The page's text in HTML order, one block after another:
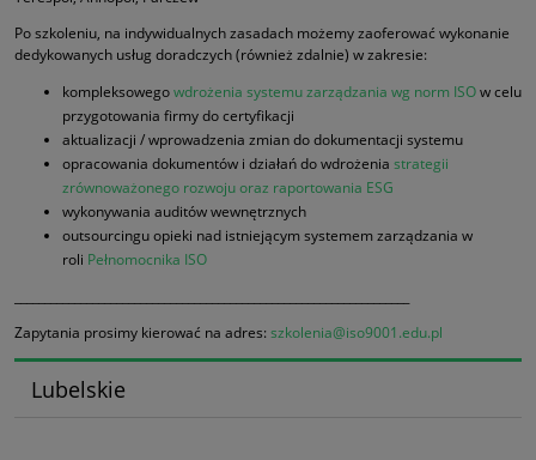
Po szkoleniu, na indywidualnych zasadach możemy zaoferować wykonanie
dedykowanych usług doradczych (również zdalnie) w zakresie:
kompleksowegowdrożenia systemu zarządzania wg norm ISOw celu
przygotowania firmy do certyfikacji
aktualizacji / wprowadzenia zmian do dokumentacji systemu
opracowania dokumentów i działań do wdrożenia strategii
zrównoważonego rozwoju oraz raportowania ESG
wykonywania auditów wewnętrznych
outsourcingu opieki nad istniejącym systemem zarządzania w
roli Pełnomocnika ISO
Zapytania prosimy kierować na adres: szkolenia@iso9001.edu.pl
Lubelskie